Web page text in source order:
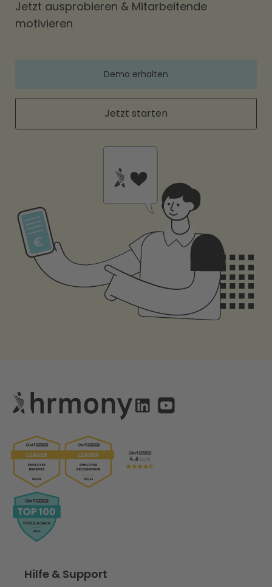
Jetzt ausprobieren & Mitarbeitende
motivieren
Demo erhalten
Jetzt starten
Hilfe & Support